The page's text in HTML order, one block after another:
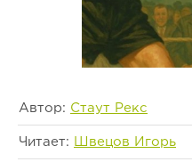
Автор: Стаут Рекс
Читает: Швецов Игорь